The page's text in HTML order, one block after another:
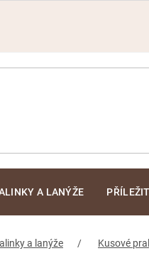
A LANÝŽE
a lanýže Kusové